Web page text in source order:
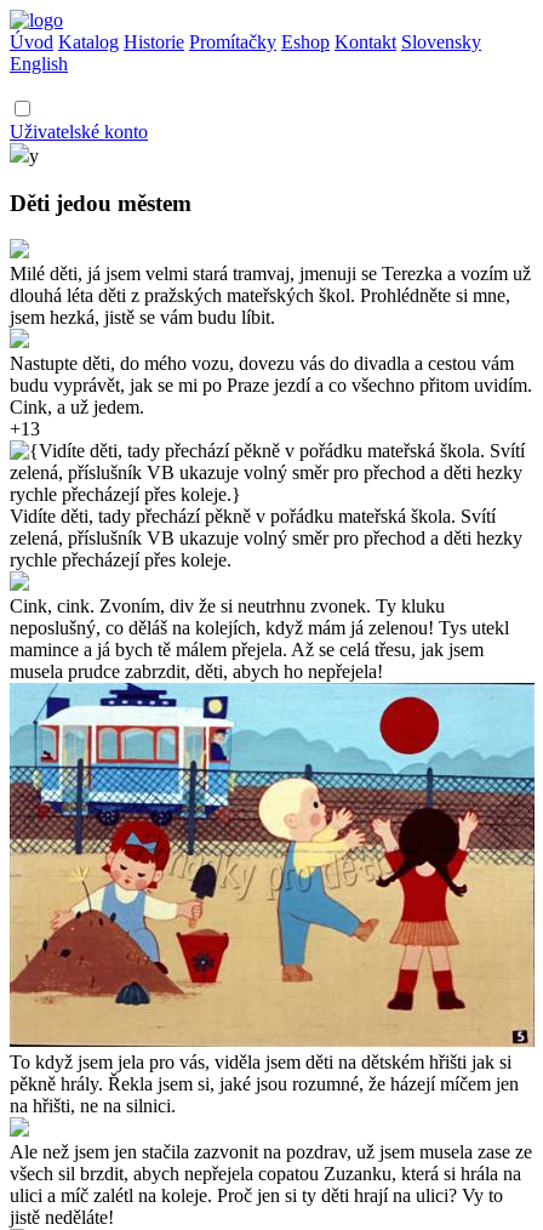
Úvod Katalog Historie Promítačky Eshop Kontakt Slovensky
English
Uživatelské konto
y
Děti jedou městem
Milé děti, já jsem velmi stará tramvaj, jmenuji se Terezka a vozím už
dlouhá léta děti z pražských mateřských škol. Prohlédněte si mne,
jsem hezká, jistě se vám budu líbit.
Nastupte děti, do mého vozu, dovezu vás do divadla a cestou vám
budu vyprávět, jak se mi po Praze jezdí a co všechno přitom uvidím.
Cink, a už jedem.
+13
Vidíte děti, tady přechází pěkně v pořádku mateřská škola. Svítí
zelená, příslušník VB ukazuje volný směr pro přechod a děti hezky
rychle přecházejí přes koleje.
Cink, cink. Zvoním, div že si neutrhnu zvonek. Ty kluku
neposlušný, co děláš na kolejích, když mám já zelenou! Tys utekl
mamince a já bych tě málem přejela. Až se celá třesu, jak jsem
musela prudce zabrzdit, děti, abych ho nepřejela!
To když jsem jela pro vás, viděla jsem děti na dětském hřišti jak si
pěkně hrály. Řekla jsem si, jaké jsou rozumné, že házejí míčem jen
na hřišti, ne na silnici.
Ale než jsem jen stačila zazvonit na pozdrav, už jsem musela zase ze
všech sil brzdit, abych nepřejela copatou Zuzanku, která si hrála na
ulici a míč zalétl na koleje. Proč jen si ty děti hrají na ulici? Vy to
jistě neděláte!